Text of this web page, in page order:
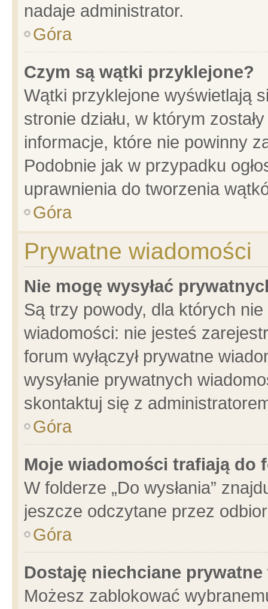
nadaje administrator.
Góra
Czym są wątki przyklejone?
Wątki przyklejone wyświetlają
stronie działu, w którym
informacje, które nie powinny
Podobnie jak w przypadku
uprawnienia do tworzenia
Góra
Prywatne wiadomości
Nie mogę wysyłać
Są trzy powody, dla których
wiadomości: nie jesteś
forum wyłączył prywatne
wysyłanie prywatnych
skontaktuj się z
Góra
Moje wiadomości trafiają do
W folderze „Do wysłania”
jeszcze odczytane przez
Góra
Dostaję niechciane
Możesz zablokować